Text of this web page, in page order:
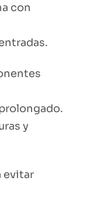
con
y
evitar